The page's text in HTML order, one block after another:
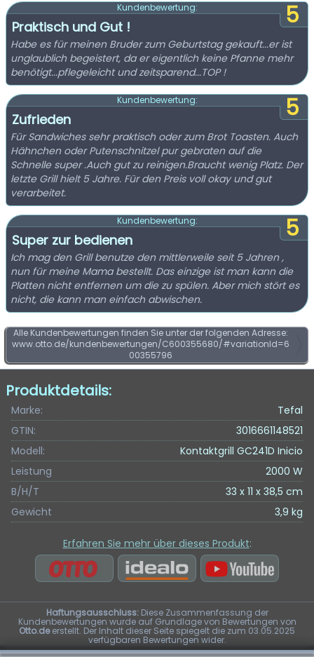
5
Kundenbewertung:
Praktisch und Gut !
Habe es für meinen Bruder zum Geburtstag gekauft...er ist
unglaublich begeistert, da er eigentlich keine Pfanne mehr
benötigt...pflegeleicht und zeitsparend...TOP !
5
Kundenbewertung:
Zufrieden
Für Sandwiches sehr praktisch oder zum Brot Toasten. Auch
Hähnchen oder Putenschnitzel pur gebraten auf die
Schnelle super .Auch gut zu reinigen.Braucht wenig Platz. Der
letzte Grill hielt 5 Jahre. Für den Preis voll okay und gut
verarbeitet.
5
Kundenbewertung:
Super zur bedienen
Ich mag den Grill benutze den mittlerweile seit 5 Jahren ,
nun für meine Mama bestellt. Das einzige ist man kann die
Platten nicht entfernen um die zu spülen. Aber mich stört es
nicht, die kann man einfach abwischen.
Alle Kundenbewertungen finden Sie unter der folgenden Adresse:
www.otto.de/kundenbewertungen/C600355680/#variationId=6
00355796
Produktdetails:
Marke:
Tefal
GTIN:
3016661148521
Modell:
Kontaktgrill GC241D Inicio
Leistung
2000 W
B/H/T
33 x 11 x 38,5 cm
Gewicht
3,9 kg
Erfahren Sie mehr über dieses Produkt:
Haftungsausschluss:Diese Zusammenfassung der
Kundenbewertungen wurde auf Grundlage von Bewertungen von
Otto.deerstellt. Der Inhalt dieser Seite spiegelt die zum 03.05.2025
verfügbaren Bewertungen wider.